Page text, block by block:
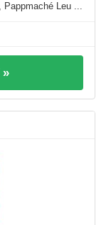
Pappmaché Leu ...
»